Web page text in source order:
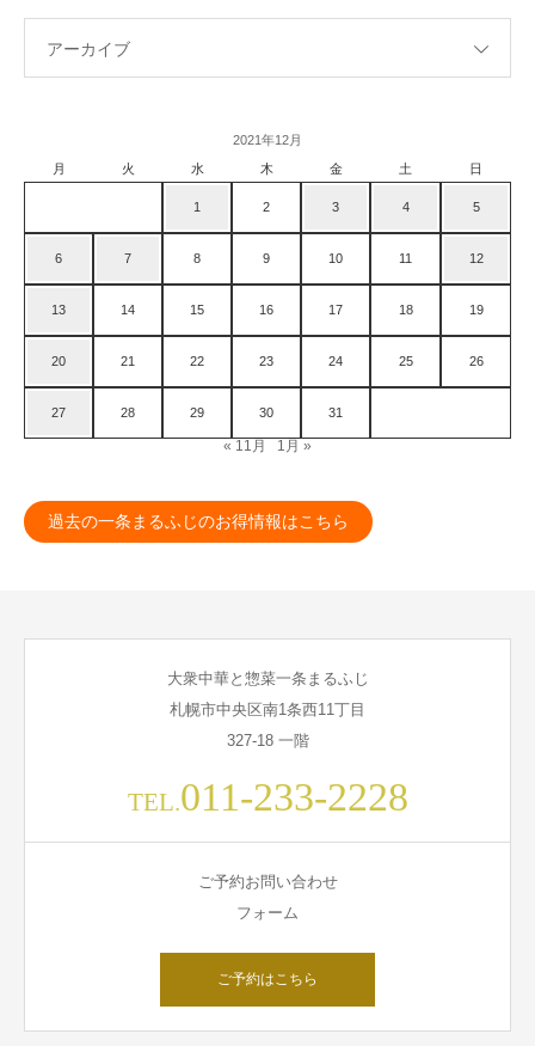
アーカイブ
2021年12月
月
火 水 木 金 土 日
1 2 3 4 5
6 7 8 9 10 11 12
13 14 15 16 17 18 19
20 21 22 23 24 25 26
27 28 29 30 31
« 11月 1月 »
過去の一条まるふじのお得情報はこちら
大衆中華と惣菜一条まるふじ
札幌市中央区南1条西11丁目
327-18 一階
TEL.011-233-2228
ご予約お問い合わせ
フォーム
ご予約はこちら